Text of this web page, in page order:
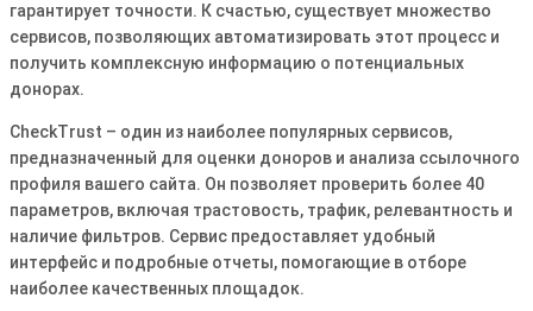
гарантирует точности․ К счастью, существует множество
сервисов, позволяющих автоматизировать этот процесс и
получить комплексную информацию о потенциальных
донорах․
CheckTrust – один из наиболее популярных сервисов,
предназначенный для оценки доноров и анализа ссылочного
профиля вашего сайта․ Он позволяет проверить более 40
параметров, включая трастовость, трафик, релевантность и
наличие фильтров․ Сервис предоставляет удобный
интерфейс и подробные отчеты, помогающие в отборе
наиболее качественных площадок․